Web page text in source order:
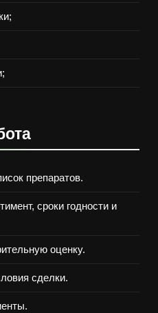
препаратов.
сроки годности и
оценку.
сделки.